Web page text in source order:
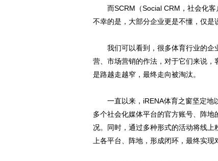
而SCRM（Social CRM，社会化客
不幸的是，大部分企业更是不懂，仅是
我们可以看到，很多体育行业的企业
营、市场营销的作法，对于它们来说
是路越走越窄，最终走向被淘汰。
一直以来，iRENA体育之窗坚定地
多个社会化媒体平台的官方账号、阵
况。同时，通过多种形式的活动将线
上各平台、阵地，形成闭环，最终实